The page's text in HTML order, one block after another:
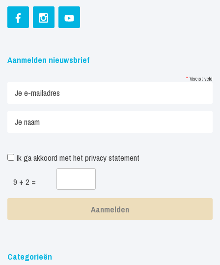
Aanmelden nieuwsbrief
* Vereist veld
Ik ga akkoord met het privacy statement
9 + 2 =
Categorieën